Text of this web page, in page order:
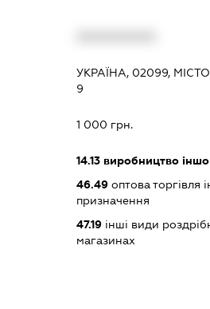
УКРАЇНА, 02099,
9
1 000 грн.
14.13виробництво
46.49оптова торгівля
призначення
47.19інші види
магазинах